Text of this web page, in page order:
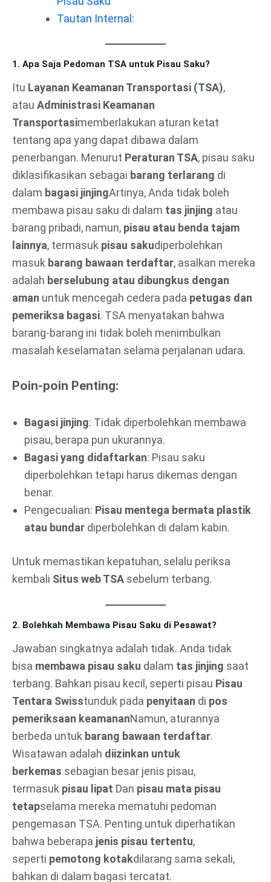
Tautan Internal:
1. Apa Saja Pedoman TSA untuk Pisau Saku?
Itu Layanan Keamanan Transportasi (TSA),
atau Administrasi Keamanan
Transportasimemberlakukan aturan ketat
tentang apa yang dapat dibawa dalam
penerbangan. Menurut Peraturan TSA, pisau saku
diklasifikasikan sebagai barang terlarang di
dalam bagasi jinjingArtinya, Anda tidak boleh
membawa pisau saku di dalam tas jinjing atau
barang pribadi, namun, pisau atau benda tajam
lainnya, termasuk pisau sakudiperbolehkan
masuk barang bawaan terdaftar, asalkan mereka
adalah berselubung atau dibungkus dengan
aman untuk mencegah cedera pada petugas dan
pemeriksa bagasi. TSA menyatakan bahwa
barang-barang ini tidak boleh menimbulkan
masalah keselamatan selama perjalanan udara.
Poin-poin Penting:
Bagasi jinjing: Tidak diperbolehkan membawa
pisau, berapa pun ukurannya.
Bagasi yang didaftarkan: Pisau saku
diperbolehkan tetapi harus dikemas dengan
benar.
Pengecualian: Pisau mentega bermata plastik
atau bundar diperbolehkan di dalam kabin.
Untuk memastikan kepatuhan, selalu periksa
kembali Situs web TSA sebelum terbang.
2. Bolehkah Membawa Pisau Saku di Pesawat?
Jawaban singkatnya adalah tidak. Anda tidak
bisa membawa pisau saku dalam tas jinjing saat
terbang. Bahkan pisau kecil, seperti pisau Pisau
Tentara Swisstunduk pada penyitaan di pos
pemeriksaan keamananNamun, aturannya
berbeda untuk barang bawaan terdaftar.
Wisatawan adalah diizinkan untuk
berkemas sebagian besar jenis pisau,
termasuk pisau lipat Dan pisau mata pisau
tetapselama mereka mematuhi pedoman
pengemasan TSA. Penting untuk diperhatikan
bahwa beberapa jenis pisau tertentu,
seperti pemotong kotakdilarang sama sekali,
bahkan di dalam bagasi tercatat.